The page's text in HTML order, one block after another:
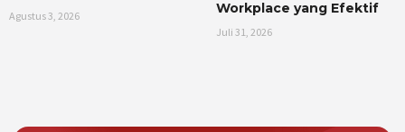
Agustus 3, 2026
Workplace yang Efektif
Juli 31, 2026